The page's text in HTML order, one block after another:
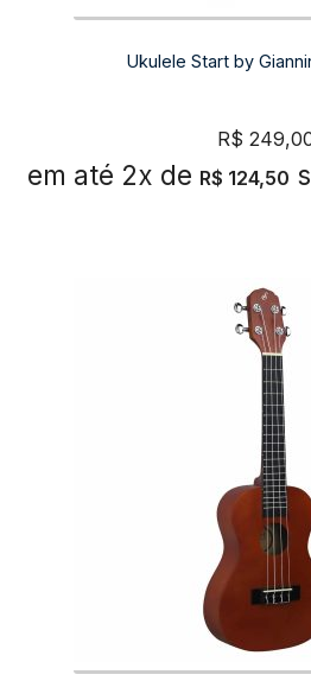
Ukulele Start by
R$
em até 2x de R$ 124,50